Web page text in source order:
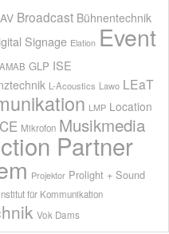
AV Broadcast Bühnentechnik
Signage Elation Event
GLP ISE
L-Acoustics Lawo LEaT
LMP Location
Mikrofon Musikmedia
Partner
Projektor Prolight + Sound
für Kommunikation
Vok Dams